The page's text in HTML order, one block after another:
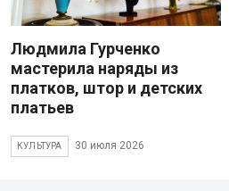
Людмила Гурченко
мастерила наряды из
платков, штор и детских
платьев
КУЛЬТУРА 30 июля 2026